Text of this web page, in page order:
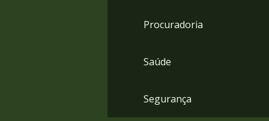
Procuradoria
Saúde
Segurança